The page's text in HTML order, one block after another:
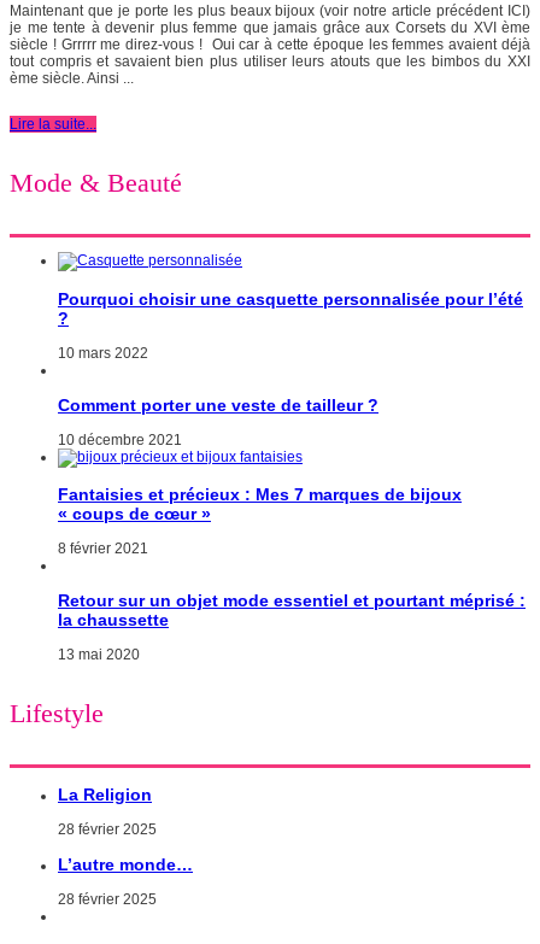
Maintenant que je porte les plus beaux bijoux (voir notre article précédent ICI)
je me tente à devenir plus femme que jamais grâce aux Corsets du XVI ème
siècle ! Grrrrr me direz-vous ! Oui car à cette époque les femmes avaient déjà
tout compris et savaient bien plus utiliser leurs atouts que les bimbos du XXI
ème siècle. Ainsi ...
Lire la suite...
Mode & Beauté
Pourquoi choisir une casquette personnalisée pour l’été
?
10 mars 2022
Comment porter une veste de tailleur ?
10 décembre 2021
Fantaisies et précieux : Mes 7 marques de bijoux
« coups de cœur »
8 février 2021
Retour sur un objet mode essentiel et pourtant méprisé :
la chaussette
13 mai 2020
Lifestyle
La Religion
28 février 2025
L’autre monde…
28 février 2025